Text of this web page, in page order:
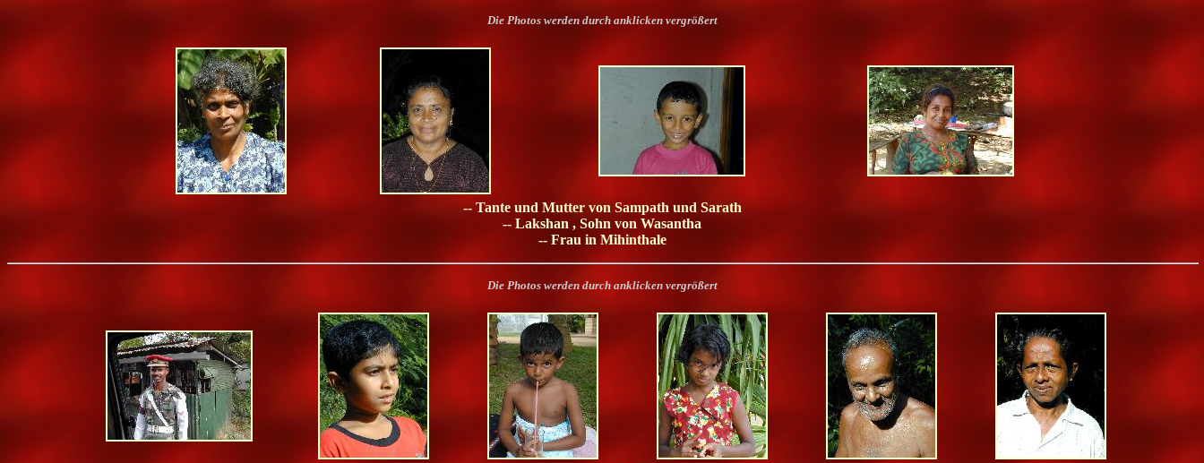
Die Photos werden durch anklicken vergrößert
-- Tante und Mutter von Sampath und Sarath
-- Lakshan , Sohn von Wasantha
-- Frau in Mihinthale
Die Photos werden durch anklicken vergrößert